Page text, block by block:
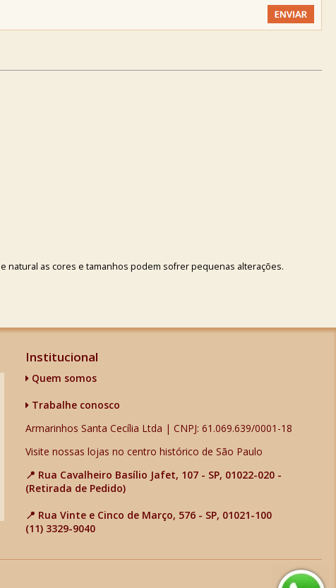
natural as cores e tamanhos podem sofrer pequenas alterações.
Institucional
Quem somos
Trabalhe conosco
Armarinhos Santa Cecília Ltda | CNPJ: 61.069.639/0001-18
Visite nossas lojas no centro histórico de São Paulo
📍 Rua Cavalheiro Basílio Jafet, 107 - SP, 01022-020 -
(Retirada de Pedido)
📍 Rua Vinte e Cinco de Março, 576 - SP, 01021-100
(11) 3329-9040